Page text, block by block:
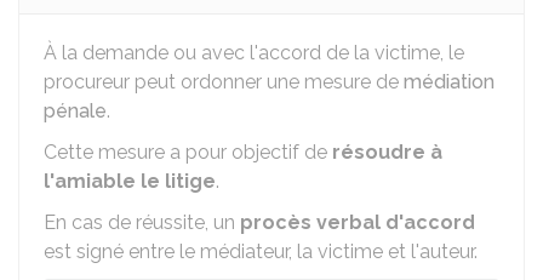
À la demande ou avec l'accord de la victime, le
procureur peut ordonner une mesure de médiation
pénale.
Cette mesure a pour objectif de résoudre à
l'amiable le litige.
En cas de réussite, un procès verbal d'accord
est signé entre le médiateur, la victime et l'auteur.